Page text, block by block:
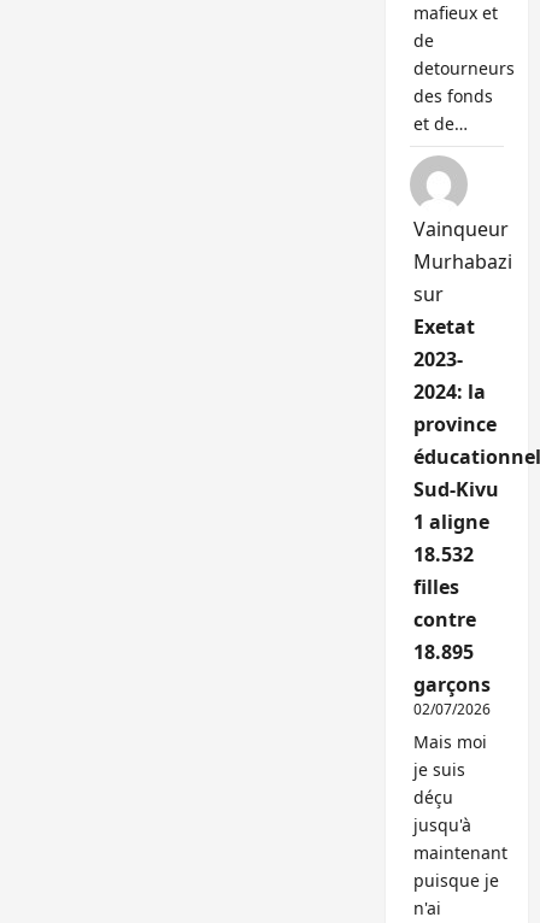
mafieux et
de
detourneurs
des fonds
et de…
Vainqueur
Murhabazi
sur
Exetat
2023-
2024: la
province
Sud-Kivu
1 aligne
18.532
filles
contre
18.895
garçons
02/07/2026
Mais moi
je suis
déçu
jusqu'à
maintenant
puisque je
n'ai